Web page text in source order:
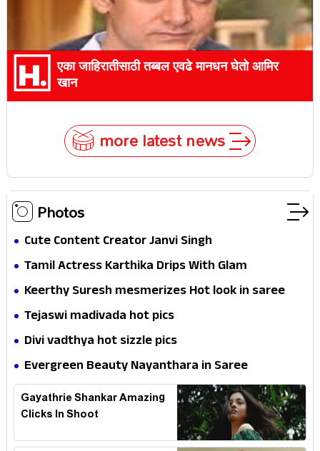
एका जाहिरातीसाठी तब्बल एवढे मानधन घेतो आमिर
खान
more latest news
Photos
Cute Content Creator Janvi Singh
Tamil Actress Karthika Drips With Glam
Keerthy Suresh mesmerizes Hot look in saree
Tejaswi madivada hot pics
Divi vadthya hot sizzle pics
Evergreen Beauty Nayanthara in Saree
Gayathrie Shankar Amazing
Clicks In Shoot